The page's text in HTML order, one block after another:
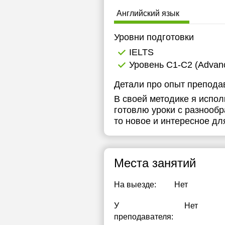
Английский язык
Уровни подготовки
IELTS
Уровень C1-C2
Детали про опыт
В своей методике я
готовлю уроки с
то новое и интересное
Места занятий
На выезде: Нет
У
преподавателя:
Нет